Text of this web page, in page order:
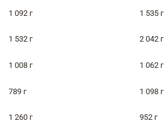
1 092 г 1 535 г
1 532 г 2 042 г
1 008 г 1 062 г
789 г 1 098 г
1 260 г 952 г